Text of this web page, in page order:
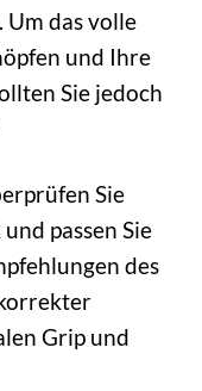
das volle
und Ihre
Sie jedoch
Sie
passen Sie
des
Grip und